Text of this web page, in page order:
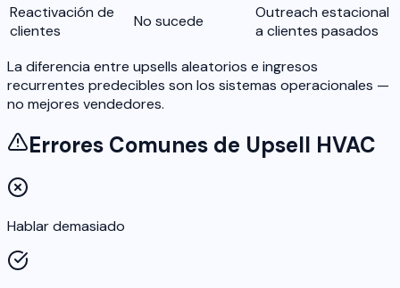
Reactivación de
clientes
No sucede
Outreach estacional
a clientes pasados
La diferencia entre upsells aleatorios e ingresos
recurrentes predecibles son los sistemas operacionales —
no mejores vendedores.
Errores Comunes de Upsell HVAC
Hablar demasiado